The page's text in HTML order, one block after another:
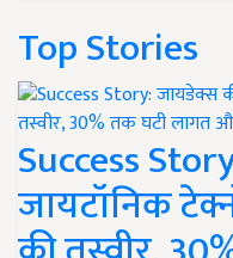
Top Stories
Success
जायटॉनिक